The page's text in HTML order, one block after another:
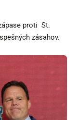
proti St.
zásahov.